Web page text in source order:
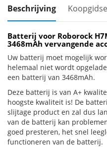
Beschrijving
Batterij voor Roborock
3468mAh vervangende
Uw batterij moet mogelijk
helemaal niet wordt
een batterij van 3468mAh.
Deze batterij is van A+
hoogste kwaliteit is! De
slijtage product en zal dus
van de batterij kan
goed presteren, het snel
functioneren van de batterij.